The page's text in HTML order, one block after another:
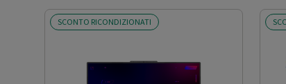
SCONTO RICONDIZIONATI